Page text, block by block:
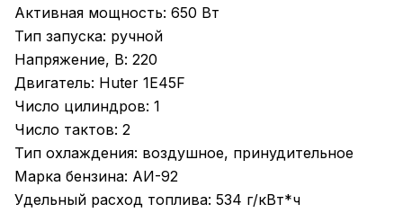
Активная мощность: 650 Вт
Тип запуска: ручной
Напряжение, В: 220
Двигатель: Huter 1E45F
Число цилиндров: 1
Число тактов: 2
Тип охлаждения: воздушное, принудительное
Марка бензина: АИ-92
Удельный расход топлива: 534 г/кВт*ч